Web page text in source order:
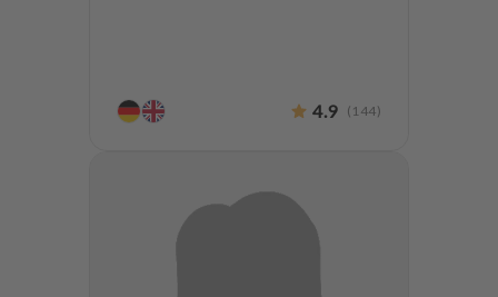
4.9 ( 144)